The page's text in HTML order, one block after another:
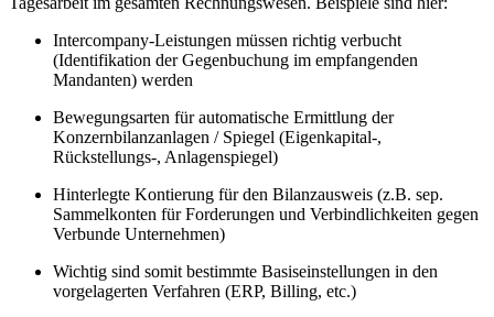
Intercompany-Leistungen müssen richtig verbucht
(Identifikation der Gegenbuchung im empfangenden
Mandanten) werden
Bewegungsarten für automatische Ermittlung der
Konzernbilanzanlagen / Spiegel (Eigenkapital-,
Rückstellungs-, Anlagenspiegel)
Hinterlegte Kontierung für den Bilanzausweis (z.B. sep.
Sammelkonten für Forderungen und Verbindlichkeiten gegen
Verbunde Unternehmen)
Wichtig sind somit bestimmte Basiseinstellungen in den
vorgelagerten Verfahren (ERP, Billing, etc.)